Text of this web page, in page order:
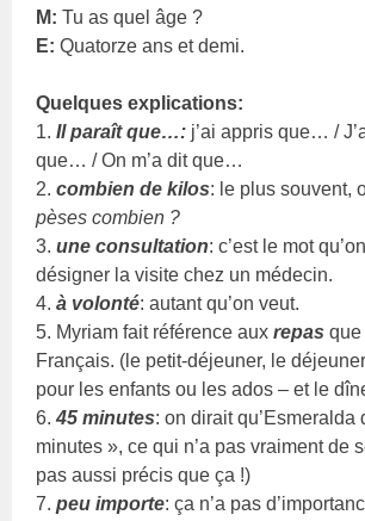
M: Tu as quel âge ?
E: Quatorze ans et demi.
Quelques explications:
1.Il paraît que…: j’ai appris que… /
que… / On m’a dit que…
2.combien de kilos: le plus souvent,
pèses combien ?
3.une consultation: c’est le mot
désigner la visite chez un médecin.
4.à volonté: autant qu’on veut.
5. Myriam fait référence auxrepas que
Français. (le petit-déjeuner, le
pour les enfants ou les ados – et le
6.45 minutes: on dirait qu’Esmeralda
minutes », ce qui n’a pas vraiment de
pas aussi précis que ça !)
7.peu importe: ça n’a pas